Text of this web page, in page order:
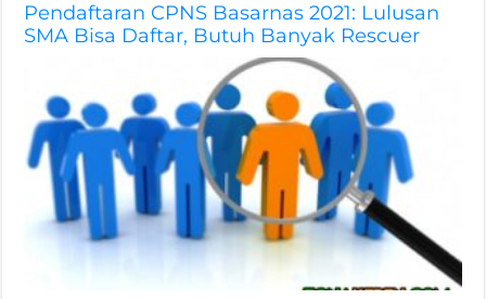
Pendaftaran CPNS Basarnas 2021: Lulusan
SMA Bisa Daftar, Butuh Banyak Rescuer